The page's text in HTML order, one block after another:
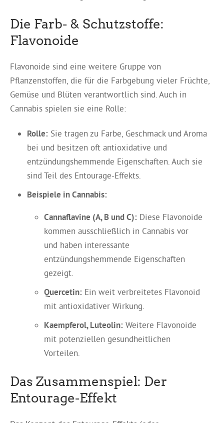
Die Farb- & Schutzstoffe:
Flavonoide
Flavonoide sind eine weitere Gruppe von
Pflanzenstoffen, die für die Farbgebung vieler Früchte,
Gemüse und Blüten verantwortlich sind. Auch in
Cannabis spielen sie eine Rolle:
Rolle: Sie tragen zu Farbe, Geschmack und Aroma
bei und besitzen oft antioxidative und
entzündungshemmende Eigenschaften. Auch sie
sind Teil des Entourage-Effekts.
Beispiele in Cannabis:
Cannaflavine (A, B und C): Diese Flavonoide
kommen ausschließlich in Cannabis vor
und haben interessante
entzündungshemmende Eigenschaften
gezeigt.
Quercetin: Ein weit verbreitetes Flavonoid
mit antioxidativer Wirkung.
Kaempferol, Luteolin: Weitere Flavonoide
mit potenziellen gesundheitlichen
Vorteilen.
Das Zusammenspiel: Der
Entourage-Effekt